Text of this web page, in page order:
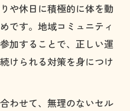
や休日に積極的に体を動
です。地域コミュニティ
加することで、正しい運
けられる対策を身につけ
わせて、無理のないセル